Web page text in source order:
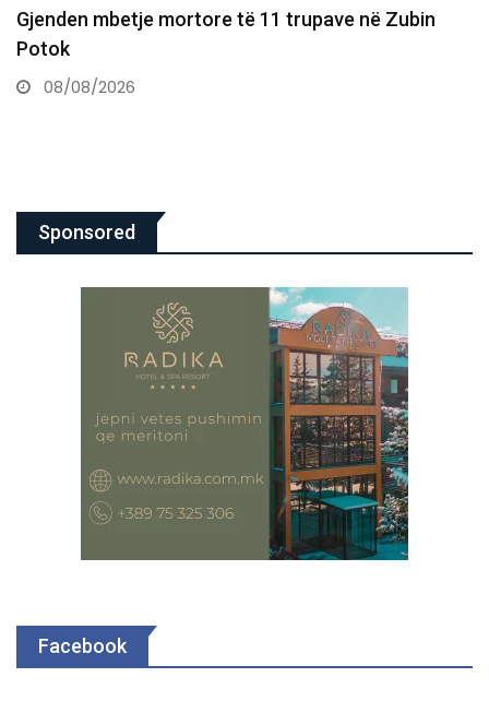
Pritje deri në një orë në disa pika kufitare, më…
08/08/2026
Sponsored
Facebook